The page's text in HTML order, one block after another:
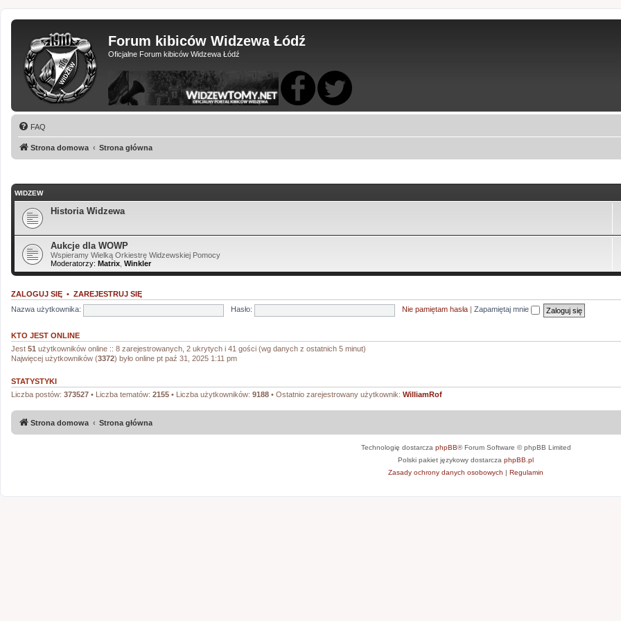
Forum kibiców Widzewa Łódź
Oficjalne Forum kibiców Widzewa Łódź
FAQ
Strona domowa Strona główna
WIDZEW
Historia Widzewa
Aukcje dla WOWP
Wspieramy Wielką Orkiestrę Widzewskiej Pomocy
Moderatorzy: Matrix Winkler
ZALOGUJ SIĘ • ZAREJESTRUJ SIĘ
Nazwa użytkownika:
Hasło: Nie pamiętam hasła Zapamiętaj mnie
KTO JEST ONLINE
Jest 51 użytkowników online :: 8 zarejestrowanych, 2 ukrytych i 41 gości (wg danych z ostatnich 5 minut)
Najwięcej użytkowników (3372) było online pt paź 31, 2025 1:11 pm
STATYSTYKI
Liczba postów: 373527 • Liczba tematów: 2155 • Liczba użytkowników: 9188 • Ostatnio zarejestrowany użytkownik: WilliamRof
Strona domowa Strona główna
Technologię dostarcza phpBB® Forum Software © phpBB Limited
Polski pakiet językowy dostarcza phpBB.pl
Zasady ochrony danych osobowych | Regulamin